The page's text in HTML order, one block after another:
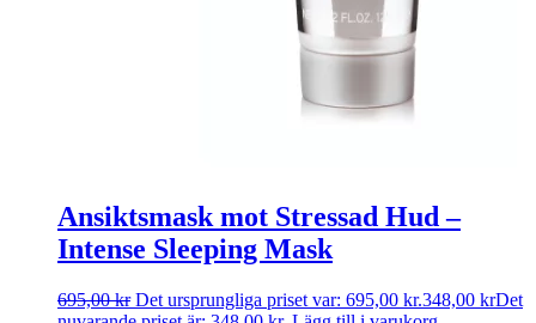
Ansiktsmask mot Stressad Hud –
Intense Sleeping Mask
695,00kr Det ursprungliga priset var: 695,00 kr.348,00 krDet